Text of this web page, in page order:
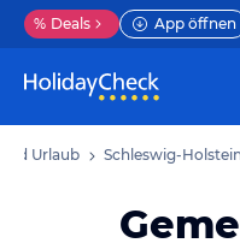
% Deals App öffnen
Urlaub Schleswig-